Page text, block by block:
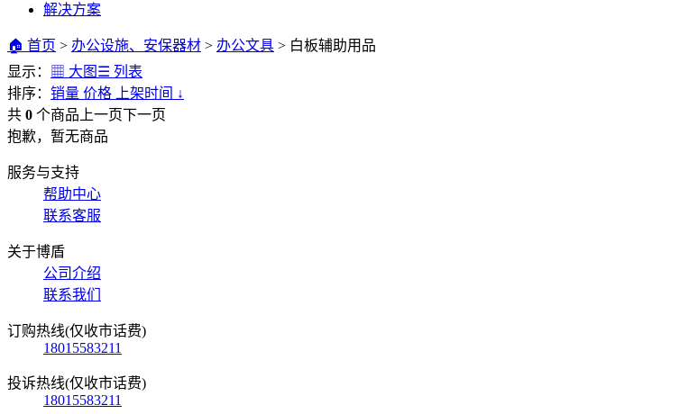
解决方案
🏠 首页 > 办公设施、安保器材 > 办公文具 > 白板辅助用品
显示：
▦ 大图 ☰ 列表
排序： 销量 价格 上架时间 ↓
共 0 个商品 上一页下一页
抱歉，暂无商品
服务与支持
帮助中心
联系客服
关于博盾
公司介绍
联系我们
订购热线(仅收市话费)
18015583211
投诉热线(仅收市话费)
18015583211